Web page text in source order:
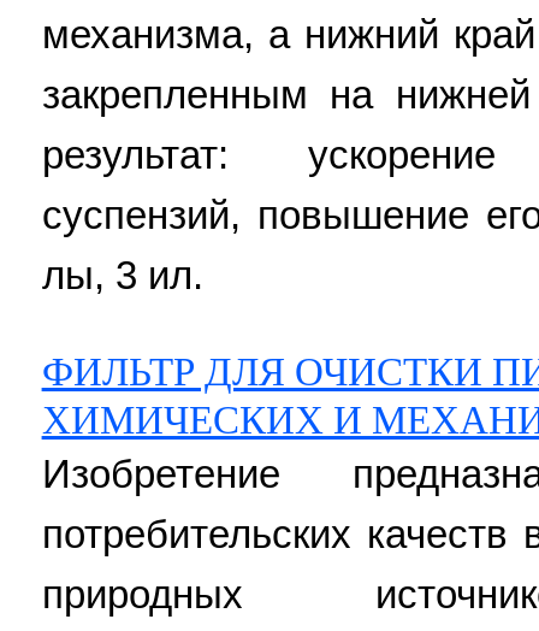
механизма, а нижний
закрепленным на
результат:
суспензий, повышение
лы, 3 ил.
ФИЛЬТР ДЛЯ ОЧИСТКИ
ХИМИЧЕСКИХ И
Изобретение
потребительских
природных